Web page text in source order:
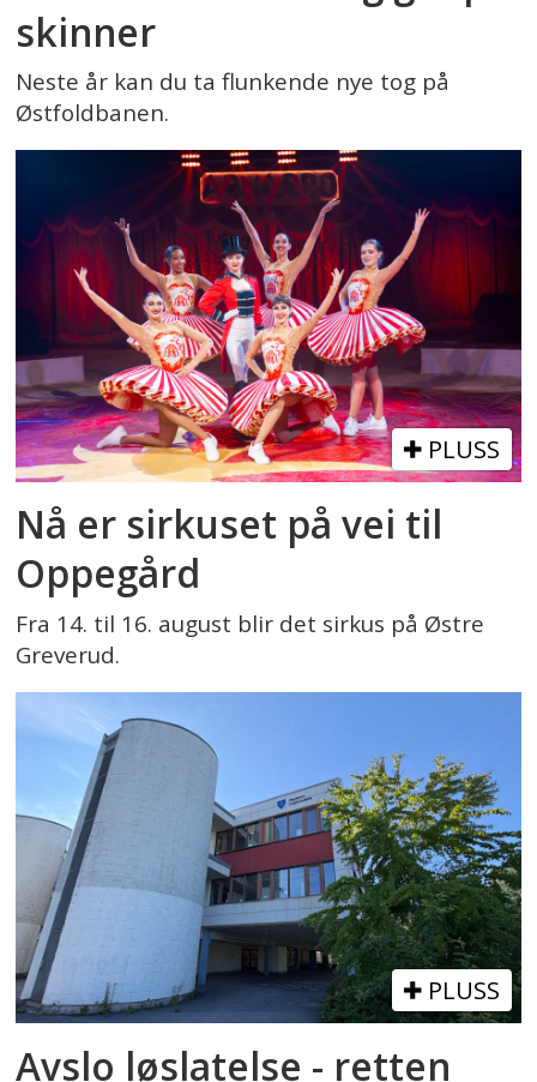
skinner
Neste år kan du ta flunkende nye tog på
Østfoldbanen.
PLUSS
Nå er sirkuset på vei til
Oppegård
Fra 14. til 16. august blir det sirkus på Østre
Greverud.
PLUSS
Avslo løslatelse - retten